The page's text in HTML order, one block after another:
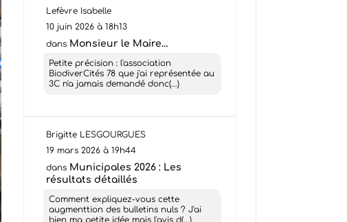
Lefèvre Isabelle
10 juin 2026 à 18h13
dans Monsieur le Maire…
Petite précision : l'association
BiodiverCités 78 que j'ai représentée au
3C n'a jamais demandé donc(...)
Brigitte LESGOURGUES
19 mars 2026 à 19h44
dans Municipales 2026 : Les
résultats détaillés
Comment expliquez-vous cette
augmenttion des bulletins nuls ? J'ai
bien ma petite idée mais l'avis d(...)